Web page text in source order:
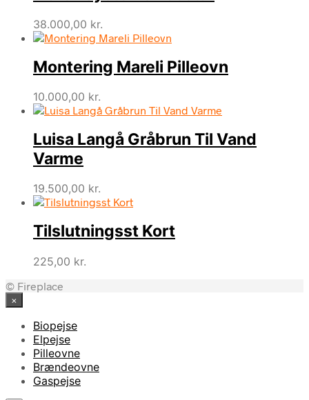
38.000,00 kr.
Montering Mareli Pilleovn
10.000,00 kr.
Luisa Langå Gråbrun Til Vand
Varme
19.500,00 kr.
Tilslutningsst Kort
225,00 kr.
© Fireplace
×
Biopejse
Elpejse
Pilleovne
Brændeovne
Gaspejse